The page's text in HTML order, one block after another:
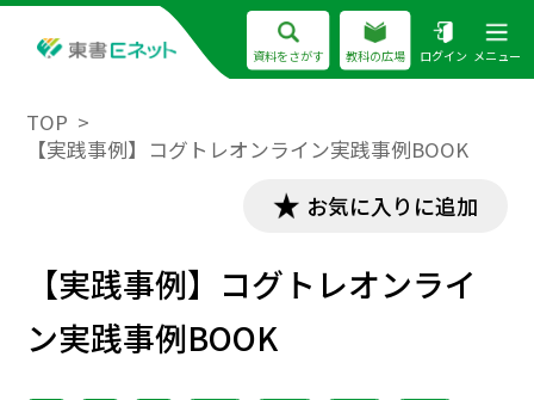
資料をさがす 教科の広場 ログイン メニュー
TOP
【実践事例】コグトレオンライン実践事例BOOK
お気に入りに追加
【実践事例】コグトレオンライ
ン実践事例BOOK